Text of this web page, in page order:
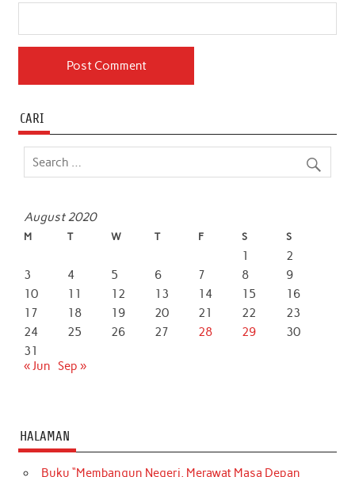
CARI
August 2020
M T W T F S S
1
2
3
4 5 6 7 8
9
10
11 12 13 14 15
16
17
18 19 20 21 22
23
24
25 26 27 28 29
30
31
« Jun Sep »
HALAMAN
Buku “Membangun Negeri, Merawat Masa Depan